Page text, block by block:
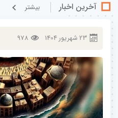
آخرین اخبار بيشتر
23 شهريور 1404
978